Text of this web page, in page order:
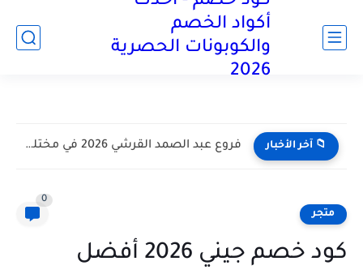
أكواد الخصم
والكوبونات الحصرية
2026
📁 آخر الأخبار فروع عبد الصمد القرشي 2026 في مختلف أنحاء المملكة العربية...
متجر
0
كود خصم جيني 2026 أفضل